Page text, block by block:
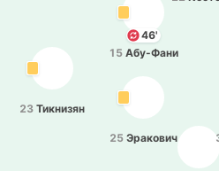
25 Эра­ко­вич
23 Ти­кни­зян
46'
15 Абу­-Фа­ни